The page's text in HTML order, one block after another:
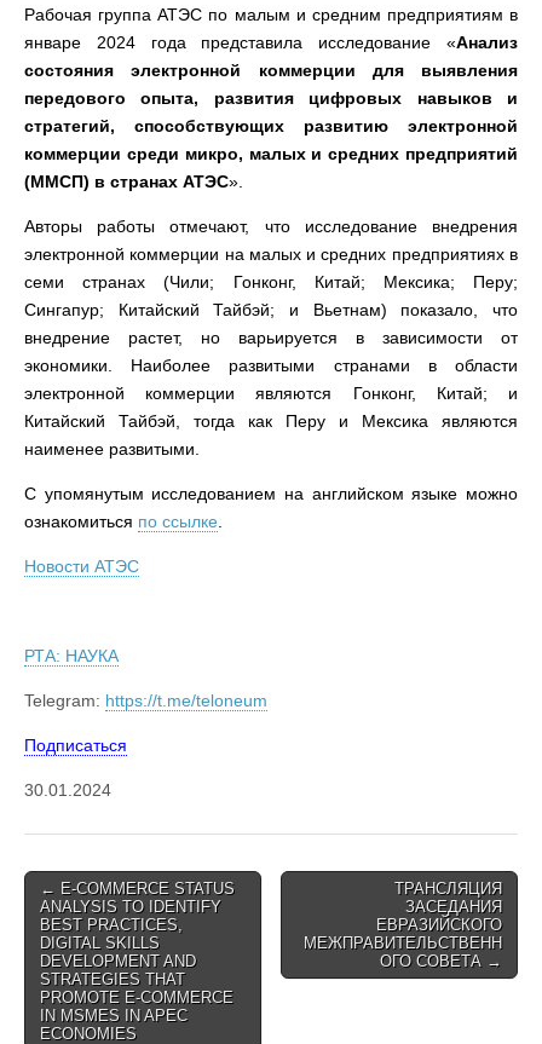
Рабочая группа АТЭС по малым и средним предприятиям в
январе 2024 года представила исследование «Анализ
состояния электронной коммерции для выявления
передового опыта, развития цифровых навыков и
стратегий, способствующих развитию электронной
коммерции среди микро, малых и средних предприятий
(ММСП) в странах АТЭС».
Авторы работы отмечают, что исследование внедрения
электронной коммерции на малых и средних предприятиях в
семи странах (Чили; Гонконг, Китай; Мексика; Перу;
Сингапур; Китайский Тайбэй; и Вьетнам) показало, что
внедрение растет, но варьируется в зависимости от
экономики. Наиболее развитыми странами в области
электронной коммерции являются Гонконг, Китай; и
Китайский Тайбэй, тогда как Перу и Мексика являются
наименее развитыми.
C упомянутым исследованием на английском языке можно
ознакомиться по ссылке
Новости АТЭС
РТА: НАУКА
Telegram: https://t.me/teloneum
Подписаться
30.01.2024
Post
navigation
← E-COMMERCE STATUS
ANALYSIS TO IDENTIFY
BEST PRACTICES,
DIGITAL SKILLS
DEVELOPMENT AND
STRATEGIES THAT
PROMOTE E-COMMERCE
IN MSMES IN APEC
ECONOMIES
ТРАНСЛЯЦИЯ
ЗАСЕДАНИЯ
ЕВРАЗИЙСКОГО
МЕЖПРАВИТЕЛЬСТВЕНН
ОГО СОВЕТА →